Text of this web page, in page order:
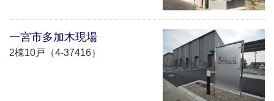
一宮市多加木現場
2棟10戸（4-37416）